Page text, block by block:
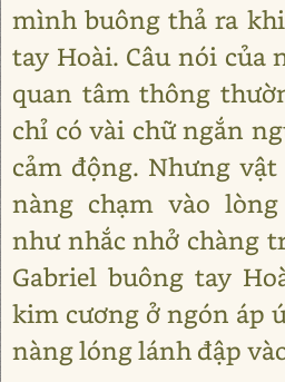
mình buông thả ra
tay Hoài. Câu nói của
quan tâm thông
chỉ có vài chữ ngắn
cảm động. Nhưng
nàng chạm vào
như nhắc nhở chàng
Gabriel buông tay
kim cương ở ngón áp
nàng lóng lánh đập